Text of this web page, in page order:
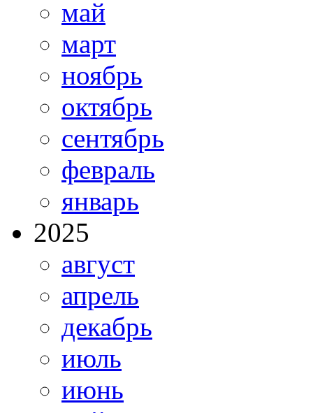
май
март
ноябрь
октябрь
сентябрь
февраль
январь
2025
август
апрель
декабрь
июль
июнь